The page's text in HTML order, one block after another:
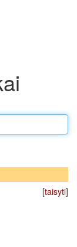
[taisyti]